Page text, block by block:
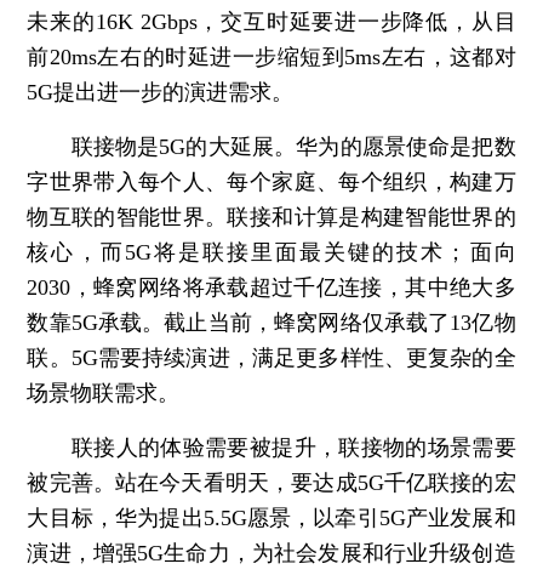
未来的16K 2Gbps，交互时延要进一步降低，从目
前20ms左右的时延进一步缩短到5ms左右，这都对
5G提出进一步的演进需求。
联接物是5G的大延展。华为的愿景使命是把数
字世界带入每个人、每个家庭、每个组织，构建万
物互联的智能世界。联接和计算是构建智能世界的
核心，而5G将是联接里面最关键的技术；面向
2030，蜂窝网络将承载超过千亿连接，其中绝大多
数靠5G承载。截止当前，蜂窝网络仅承载了13亿物
联。5G需要持续演进，满足更多样性、更复杂的全
场景物联需求。
联接人的体验需要被提升，联接物的场景需要
被完善。站在今天看明天，要达成5G千亿联接的宏
大目标，华为提出5.5G愿景，以牵引5G产业发展和
演进，增强5G生命力，为社会发展和行业升级创造